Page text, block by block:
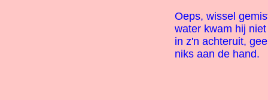
Oeps, wissel
water kwam hij
in z'n achteruit,
niks aan de hand.